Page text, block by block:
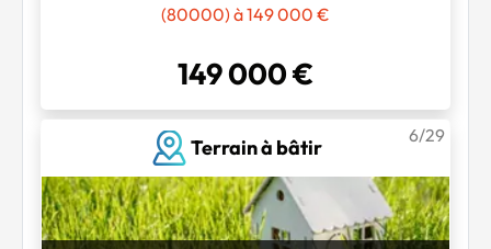
(80000) à 149 000 €
149 000 €
Terrain à bâtir
6/29